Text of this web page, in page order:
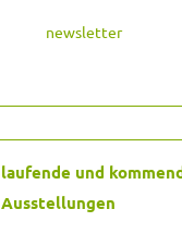
newsletter
laufende und
Ausstellungen